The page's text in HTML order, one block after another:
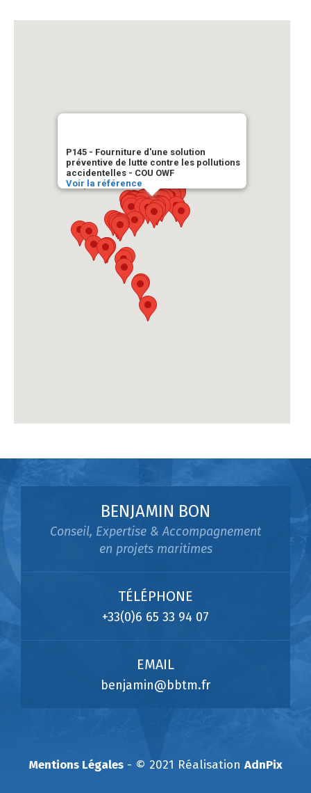
BENJAMIN BON
Conseil, Expertise & Accompagnement
en projets maritimes
TÉLÉPHONE
+33(0)6 65 33 94 07
EMAIL
benjamin@bbtm.fr
Mentions Légales- © 2021 Réalisation AdnPix